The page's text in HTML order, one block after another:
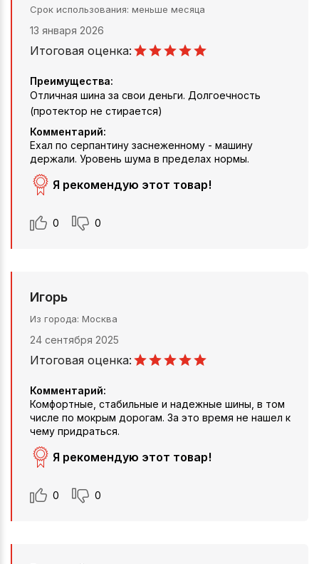
Срок использования меньше месяца
13 января 2026
Итоговая оценка:
Преимущества:
Отличная шина за свои деньги. Долгоечность
(протектор не стирается)
Комментарий:
Ехал по серпантину заснеженному - машину
держали. Уровень шума в пределах нормы.
Я рекомендую этот товар!
0 0
Игорь
Из города Москва
24 сентября 2025
Итоговая оценка:
Комментарий:
Комфортные, стабильные и надежные шины, в том
числе по мокрым дорогам. За это время не нашел к
чему придраться.
Я рекомендую этот товар!
0 0